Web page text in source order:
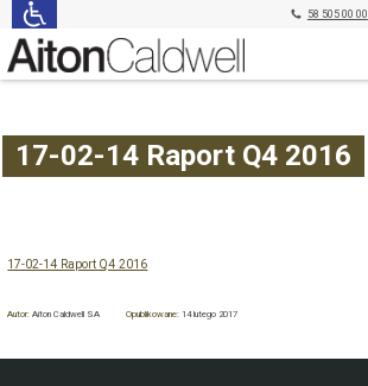
58 505 00 00
17-02-14 Raport Q4 2016
17-02-14 Raport Q4 2016
Autor:Aiton Caldwell SA Opublikowane: 14 lutego 2017